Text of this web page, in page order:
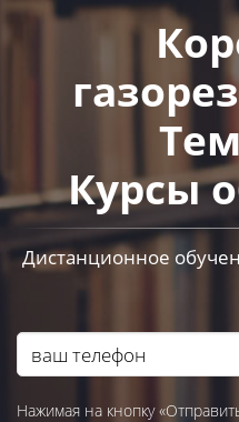
Курсы
Дистанционное
Нажимая на кнопку